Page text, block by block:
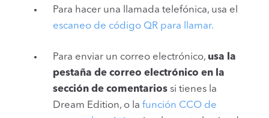
Para hacer una llamada telefónica, usa el
escaneo de código QR para llamar.
Para enviar un correo electrónico, usa la
pestaña de correo electrónico en la
sección de comentarios si tienes la
Dream Edition, o la función CCO de